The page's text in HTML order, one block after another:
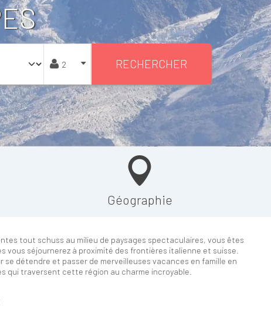
RECHERCHER
Géographie
tout schuss au milieu de paysages spectaculaires, vous êtes
vous séjournerez à proximité des frontières italienne et suisse.
détendre et passer de merveilleuses vacances en famille en
qui traversent cette région au charme incroyable.